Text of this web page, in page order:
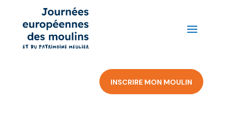
INSCRIRE MON MOULIN